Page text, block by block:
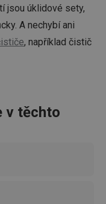
jsou úklidové sety,
A nechybí ani
, například čistič
v těchto